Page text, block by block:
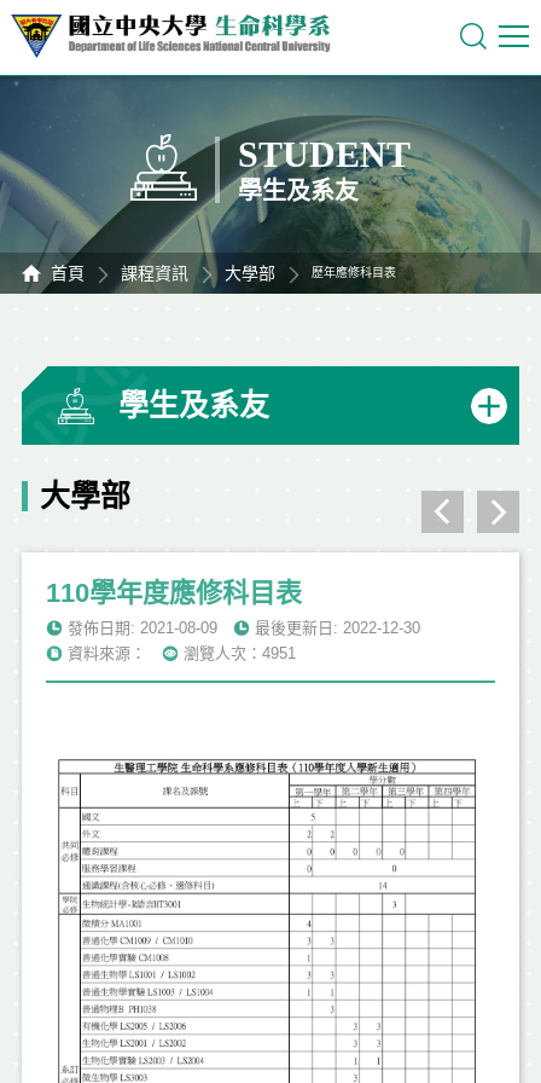
STUDENT
學生及系友
首頁 課程資訊 大學部 歷年應修科目表
學生及系友
大學部
110學年度應修科目表
發佈日期: 2021-08-09
最後更新日: 2022-12-30
資料來源：
瀏覽人次：4951